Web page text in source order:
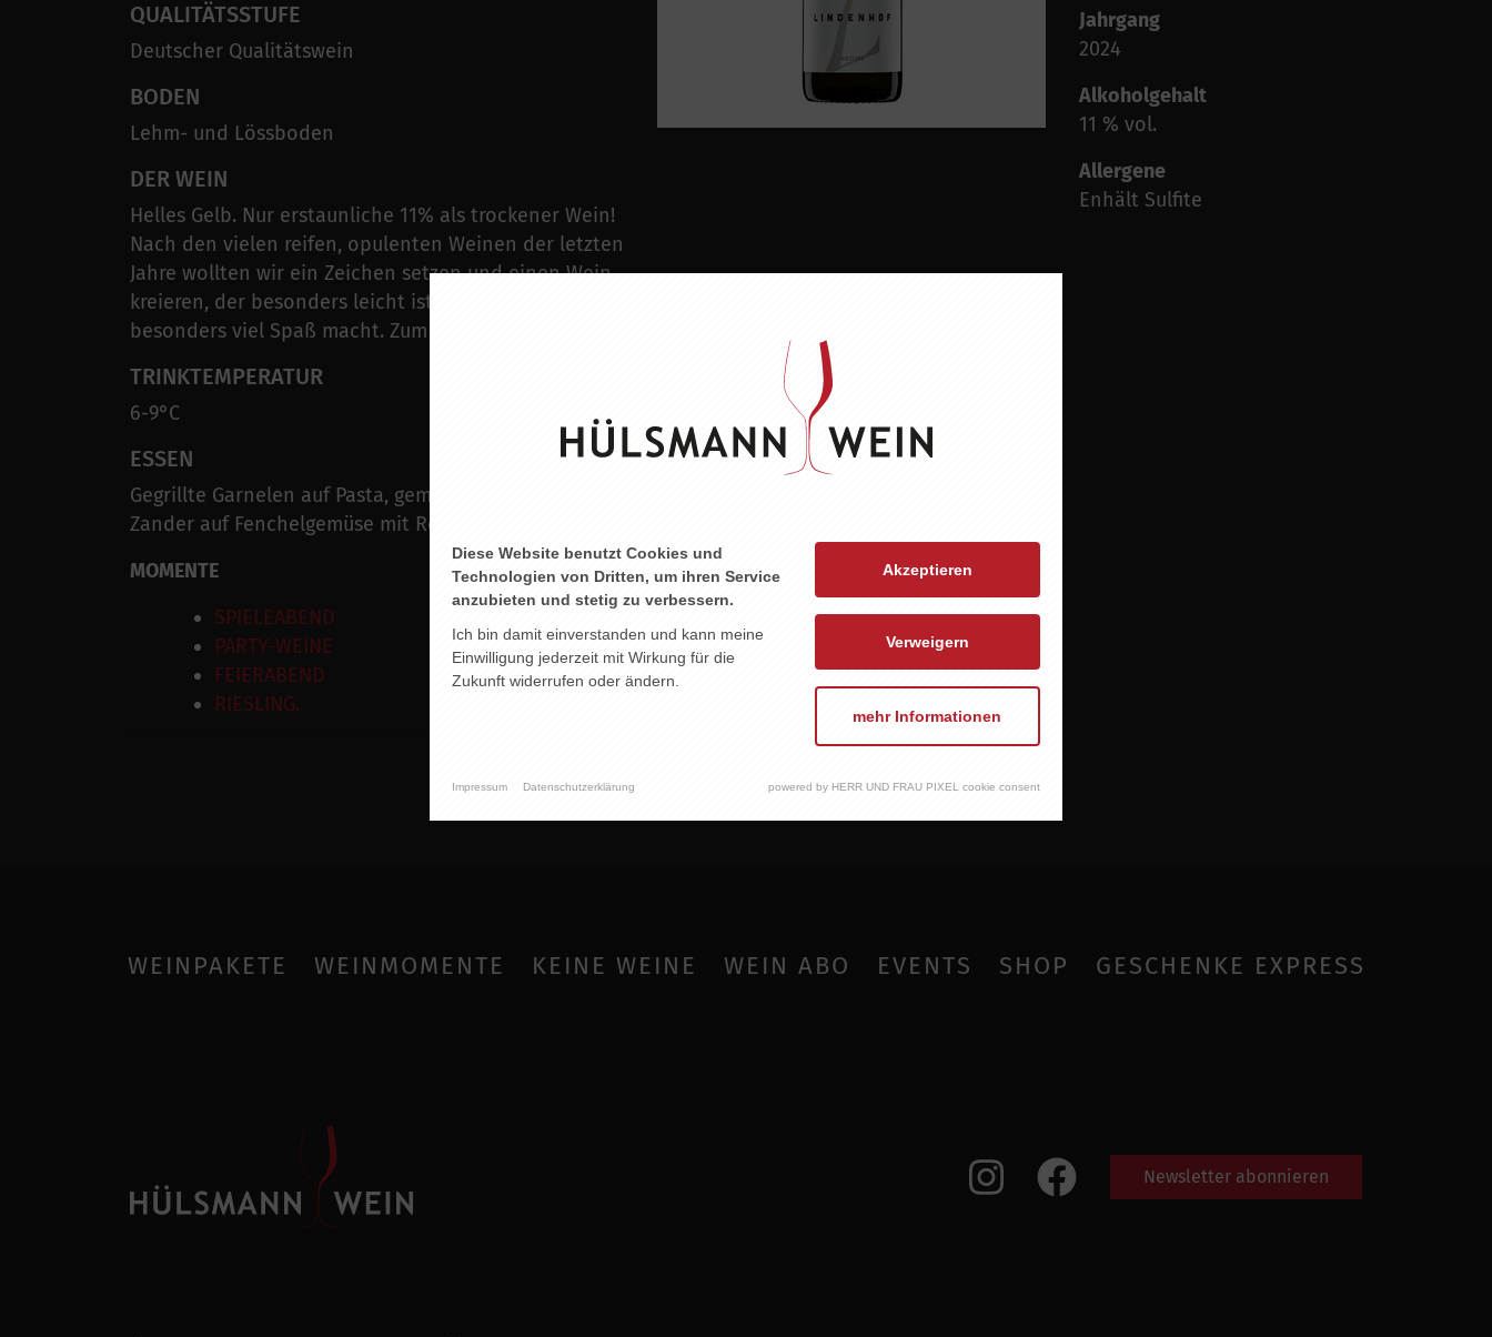
QUALITÄTSSTUFE
Deutscher Qualitätswein
BODEN
Lehm- und Lössboden
DER WEIN
Helles Gelb. Nur erstaunliche 11% als trockener Wein!
Nach den vielen reifen, opulenten Weinen der letzten
Jahre wollten wir ein Zeichen setzen und einen Wein
kreieren, der besonders leicht ist, aber auch
besonders viel Spaß macht. Zum perfekten Zeitpunkt
TRINKTEMPERATUR
6-9°C
ESSEN
Gegrillte Garnelen auf Pasta, gemischte Salate,
Zander auf Fenchelgemüse mit Reis
MOMENTE
SPIELEABEND
PARTY-WEINE
FEIERABEND
RIESLING.
Jahrgang
2024
Alkoholgehalt
11 % vol.
Allergene
Enhält Sulfite
WEINPAKETE WEINMOMENTE KEINE WEINE WEIN ABO EVENTS SHOP GESCHENKE EXPRESS
Newsletter abonnieren
Diese Website benutzt Cookies und
Technologien von Dritten, um ihren Service
anzubieten und stetig zu verbessern.
Ich bin damit einverstanden und kann meine
Einwilligung jederzeit mit Wirkung für die
Zukunft widerrufen oder ändern.
Akzeptieren
Verweigern
mehr Informationen
Impressum Datenschutzerklärung powered by HERR UND FRAU PIXEL cookie consent